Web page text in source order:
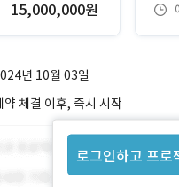
15,000,000원
년 10월 03일
로그인하고 프로
약 체결 이후, 즉시 시작